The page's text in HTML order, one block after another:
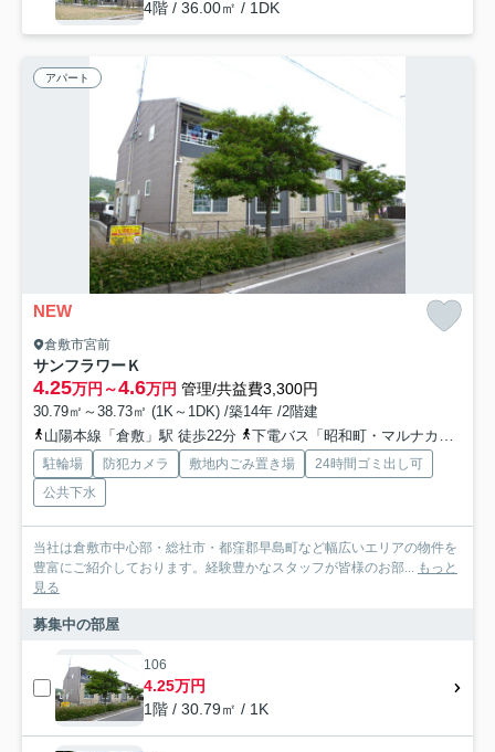
4階 / 36.00㎡ / 1DK
アパート
NEW
倉敷市宮前
サンフラワーＫ
4.25万円～4.6万円 管理/共益費3,300円
30.79㎡～38.73㎡ (1K～1DK) /築14年 /2階建
山陽本線「倉敷」駅 徒歩22分
下電バス「昭和町・マルナカ倉敷駅前店」バス停下車 徒歩24分
駐輪場 防犯カメラ 敷地内ごみ置き場
24時間ゴミ出し可
公共下水
当社は倉敷市中心部・総社市・都窪郡早島町など幅広いエリアの物件を
豊富にご紹介しております。経験豊かなスタッフが皆様のお部... もっと
見る
募集中の部屋
106
4.25万円
1階 / 30.79㎡ / 1K